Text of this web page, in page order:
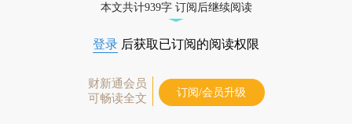
本文共计939字 订阅后继续阅读
登录 后获取已订阅的阅读权限
财新通会员
可畅读全文
订阅/会员升级